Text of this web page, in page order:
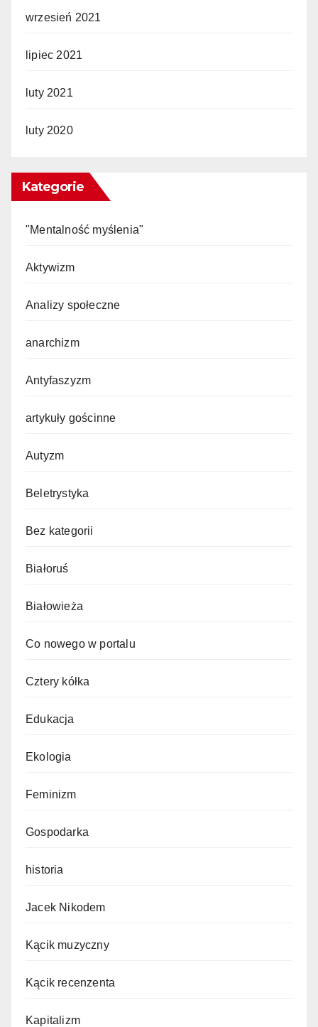
wrzesień 2021
lipiec 2021
luty 2021
luty 2020
Kategorie
"Mentalność myślenia"
Aktywizm
Analizy społeczne
anarchizm
Antyfaszyzm
artykuły gościnne
Autyzm
Beletrystyka
Bez kategorii
Białoruś
Białowieża
Co nowego w portalu
Cztery kółka
Edukacja
Ekologia
Feminizm
Gospodarka
historia
Jacek Nikodem
Kącik muzyczny
Kącik recenzenta
Kapitalizm